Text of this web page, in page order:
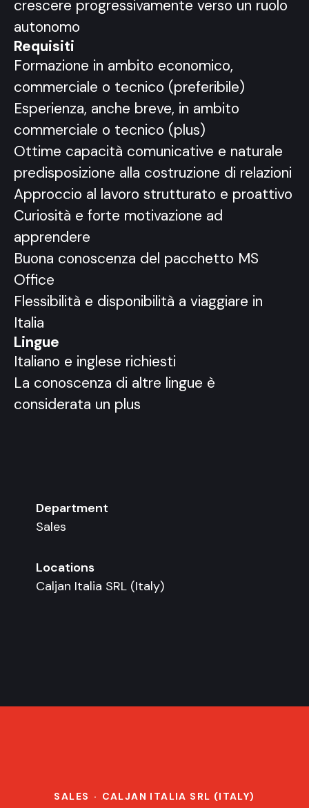
crescere progressivamente verso un ruolo
autonomo
Requisiti
Formazione in ambito economico,
commerciale o tecnico (preferibile)
Esperienza, anche breve, in ambito
commerciale o tecnico (plus)
Ottime capacità comunicative e naturale
predisposizione alla costruzione di relazioni
Approccio al lavoro strutturato e proattivo
Curiosità e forte motivazione ad
apprendere
Buona conoscenza del pacchetto MS
Office
Flessibilità e disponibilità a viaggiare in
Italia
Lingue
Italiano e inglese richiesti
La conoscenza di altre lingue è
considerata un plus
Department
Sales
Locations
Caljan Italia SRL (Italy)
SALES · CALJAN ITALIA SRL (ITALY)